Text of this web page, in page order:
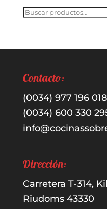
Buscar
Contacto:
(0034) 977 196 018
(0034) 600 330
Dirección:
Carretera T-314,
Riudoms 43330